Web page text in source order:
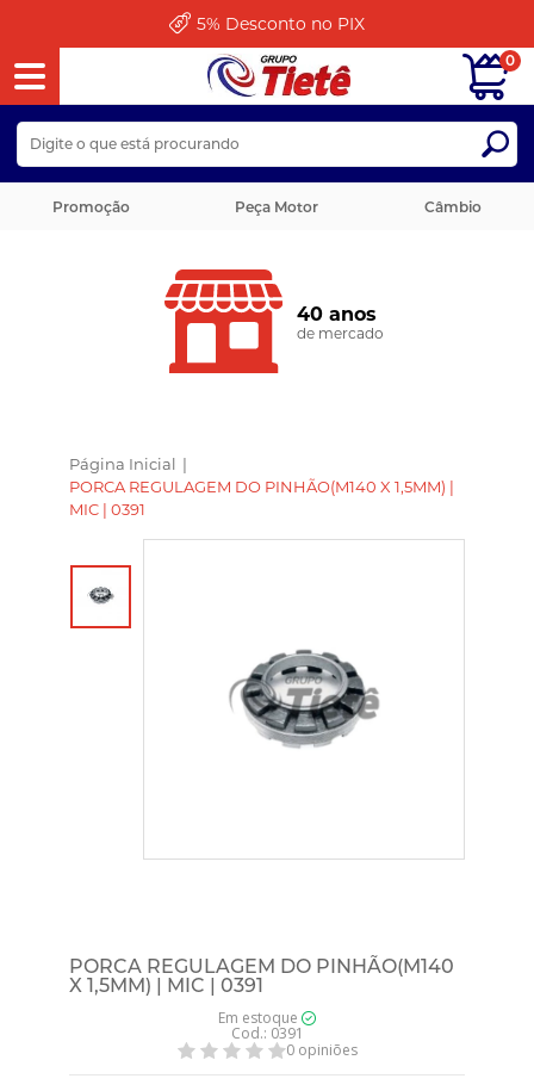
5% Desconto no PIX
Promoção Peça Motor Câmbio
0
40 anos
de mercado
Página Inicial |
PORCA REGULAGEM DO PINHÃO(M140 X 1,5MM) |
MIC | 0391
PORCA REGULAGEM DO PINHÃO(M140
X 1,5MM) | MIC | 0391
Em estoque
Cod.: 0391
0 opiniões